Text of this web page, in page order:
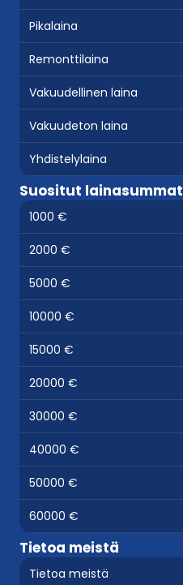
Pikalaina
Remonttilaina
Vakuudellinen laina
Vakuudeton laina
Yhdistelylaina
Suositut lainasummat
1000 €
2000 €
5000 €
10000 €
15000 €
20000 €
30000 €
40000 €
50000 €
60000 €
Tietoa meistä
Tietoa meistä